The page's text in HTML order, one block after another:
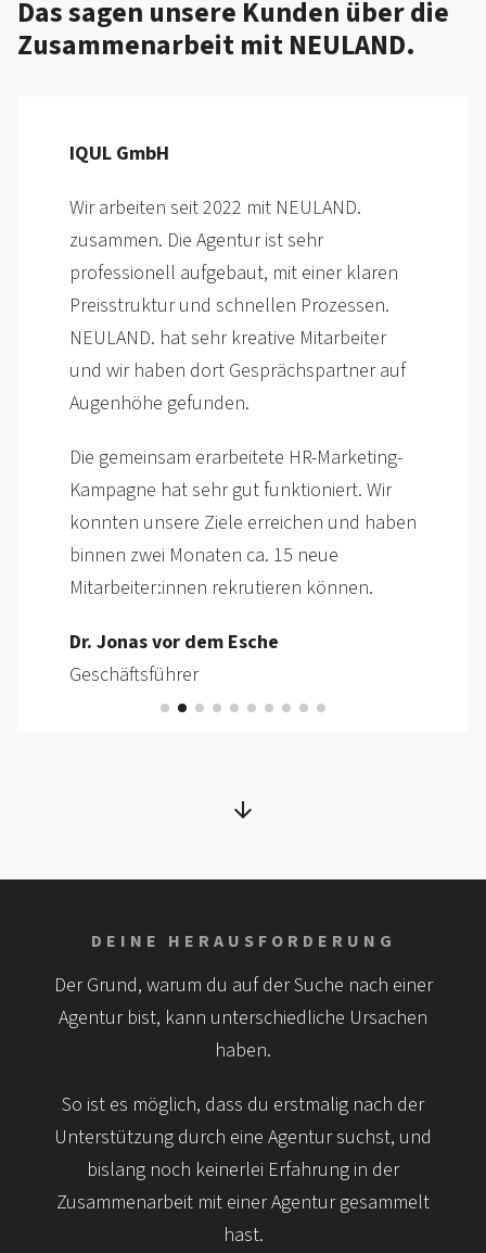
Das sagen unsere Kunden über die
Zusammen­arbeit mit NEULAND.
PASS GmbH & Co. KG
Die gesamte Projekt­umsetzung war sehr
professionell und wir haben uns über den
gesamten Prozess sehr gut betreut
gefühlt.
Matthias Schmidt
Leiter Personalwesen
DEINE HERAUSFORDERUNG
Der Grund, warum du auf der Suche nach einer
Agentur bist, kann unterschiedliche Ursachen
haben.
So ist es möglich, dass du erstmalig nach der
Unterstützung durch eine Agentur suchst, und
bislang noch keinerlei Erfahrung in der
Zusammenarbeit mit einer Agentur gesammelt
hast.